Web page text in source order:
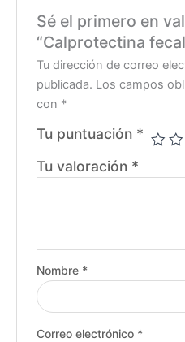
Sé el primero en
“Calprotectina
Tu dirección de correo
publicada. Los campos
con *
Tu puntuación *
Tu valoración *
Nombre *
Correo electrónico *